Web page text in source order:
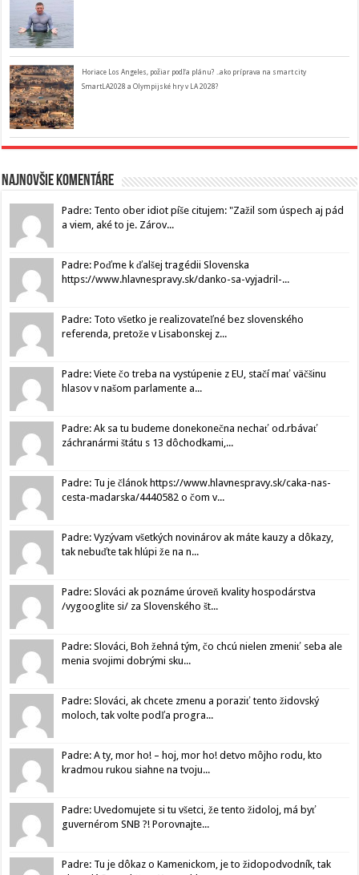
Horiace Los Angeles, požiar podľa plánu? ..ako príprava na smart city
SmartLA2028 a Olympijské hry v LA 2028?
Najnovšie komentáre
Padre: Tento ober idiot píše citujem: "Zažil som úspech aj pád
a viem, aké to je. Zárov...
Padre: Poďme k ďalšej tragédii Slovenska
https://www.hlavnespravy.sk/danko-sa-vyjadril-...
Padre: Toto všetko je realizovateľné bez slovenského
referenda, pretože v Lisabonskej z...
Padre: Viete čo treba na vystúpenie z EU, stačí mať väčšinu
hlasov v našom parlamente a...
Padre: Ak sa tu budeme donekonečna nechať od.rbávať
záchranármi štátu s 13 dôchodkami,...
Padre: Tu je článok https://www.hlavnespravy.sk/caka-nas-
cesta-madarska/4440582 o čom v...
Padre: Vyzývam všetkých novinárov ak máte kauzy a dôkazy,
tak nebuďte tak hlúpi že na n...
Padre: Slováci ak poznáme úroveň kvality hospodárstva
/vygooglite si/ za Slovenského št...
Padre: Slováci, Boh žehná tým, čo chcú nielen zmeniť seba ale
menia svojimi dobrými sku...
Padre: Slováci, ak chcete zmenu a poraziť tento židovský
moloch, tak volte podľa progra...
Padre: A ty, mor ho! – hoj, mor ho! detvo môjho rodu, kto
kradmou rukou siahne na tvoju...
Padre: Uvedomujete si tu všetci, že tento židoloj, má byť
guvernérom SNB ?! Porovnajte...
Padre: Tu je dôkaz o Kamenickom, je to židopodvodník, tak